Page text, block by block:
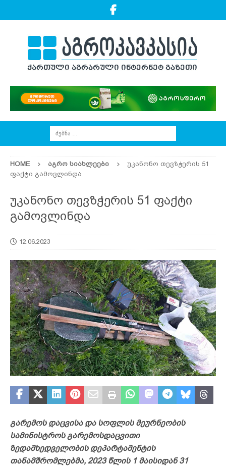
HOME ᲐᲒᲠᲝ ᲡᲘᲐᲮᲚᲔᲔᲑᲘ
უკანონო თევზჭერის 51
ფაქტი გამოვლინდა
უკანონო თევზჭერის 51 ფაქტი
გამოვლინდა
12.06.2023
გარემოს დაცვისა და სოფლის მეურნეობის
სამინისტროს გარემოსდაცვითი
ზედამხედველობის დეპარტამენტის
თანამშრომლებმა, 2023 წლის 1 მაისიდან 31